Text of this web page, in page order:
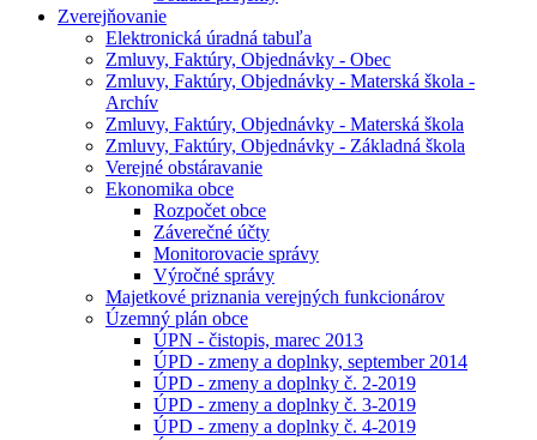
Zverejňovanie
Elektronická úradná tabuľa
Zmluvy, Faktúry, Objednávky - Obec
Zmluvy, Faktúry, Objednávky - Materská škola -
Archív
Zmluvy, Faktúry, Objednávky - Materská škola
Zmluvy, Faktúry, Objednávky - Základná škola
Verejné obstáravanie
Ekonomika obce
Rozpočet obce
Záverečné účty
Monitorovacie správy
Výročné správy
Majetkové priznania verejných funkcionárov
Územný plán obce
ÚPN - čistopis, marec 2013
ÚPD - zmeny a doplnky, september 2014
ÚPD - zmeny a doplnky č. 2-2019
ÚPD - zmeny a doplnky č. 3-2019
ÚPD - zmeny a doplnky č. 4-2019